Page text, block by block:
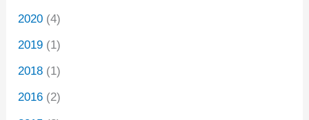
2020 (4)
2019 (1)
2018 (1)
2016 (2)